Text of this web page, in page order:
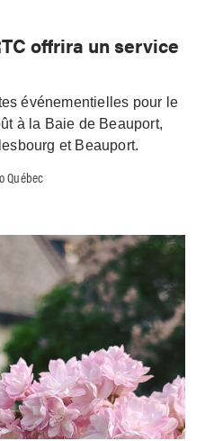
offrira un service
événementielles pour le
à la Baie de Beauport,
et Beauport.
Québec